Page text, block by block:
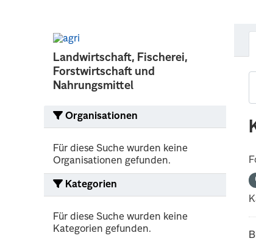
Landwirtschaft, Fischerei,
Forstwirtschaft und
Nahrungsmittel
Organisationen
Für diese Suche wurden keine
Organisationen gefunden.
Kategorien
Für diese Suche wurden keine
Kategorien gefunden.